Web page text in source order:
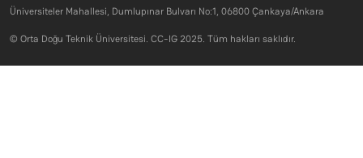
Üniversiteler Mahallesi, Dumlupınar Bulvarı No:1, 06800 Çankaya/Ankara
© Orta Doğu Teknik Üniversitesi. CC-IG 2025. Tüm hakları saklıdır.